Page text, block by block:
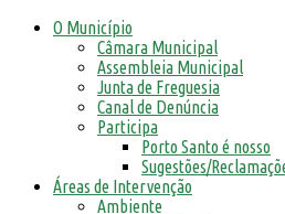
O Município
Câmara Municipal
Assembleia Municipal
Junta de Freguesia
Canal de Denúncia
Participa
Porto Santo é nosso
Sugestões/
Áreas de Intervenção
Ambiente